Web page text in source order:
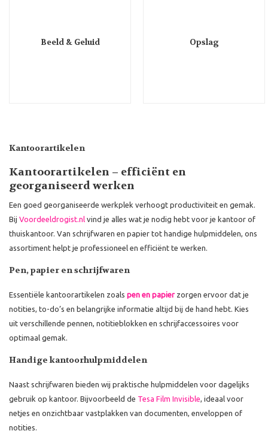
Beeld & Geluid Opslag
Kantoorartikelen
Kantoorartikelen – efficiënt en
georganiseerd werken
Een goed georganiseerde werkplek verhoogt productiviteit en gemak.
Bij Voordeeldrogist.nl vind je alles wat je nodig hebt voor je kantoor of
thuiskantoor. Van schrijfwaren en papier tot handige hulpmiddelen, ons
assortiment helpt je professioneel en efficiënt te werken.
Pen, papier en schrijfwaren
Essentiële kantoorartikelen zoals pen en papierzorgen ervoor dat je
notities, to-do’s en belangrijke informatie altijd bij de hand hebt. Kies
uit verschillende pennen, notitieblokken en schrijfaccessoires voor
optimaal gemak.
Handige kantoorhulpmiddelen
Naast schrijfwaren bieden wij praktische hulpmiddelen voor dagelijks
gebruik op kantoor. Bijvoorbeeld de Tesa Film Invisible , ideaal voor
netjes en onzichtbaar vastplakken van documenten, enveloppen of
notities.